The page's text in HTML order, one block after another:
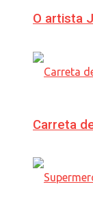
O artista
Carreta